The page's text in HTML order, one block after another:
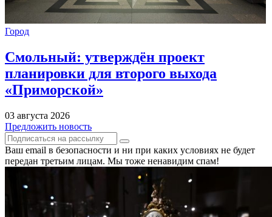
Город
Смольный: утверждён проект
планировки для второго выхода
«Приморской»
03 августа 2026
Предложить новость
Ваш email в безопасности и ни при каких условиях не будет
передан третьим лицам. Мы тоже ненавидим спам!